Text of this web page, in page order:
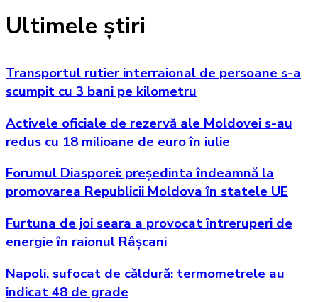
Ultimele știri
Transportul rutier interraional de persoane s-a
scumpit cu 3 bani pe kilometru
Activele oficiale de rezervă ale Moldovei s-au
redus cu 18 milioane de euro în iulie
Forumul Diasporei: președinta îndeamnă la
promovarea Republicii Moldova în statele UE
Furtuna de joi seara a provocat întreruperi de
energie în raionul Râșcani
Napoli, sufocat de căldură: termometrele au
indicat 48 de grade